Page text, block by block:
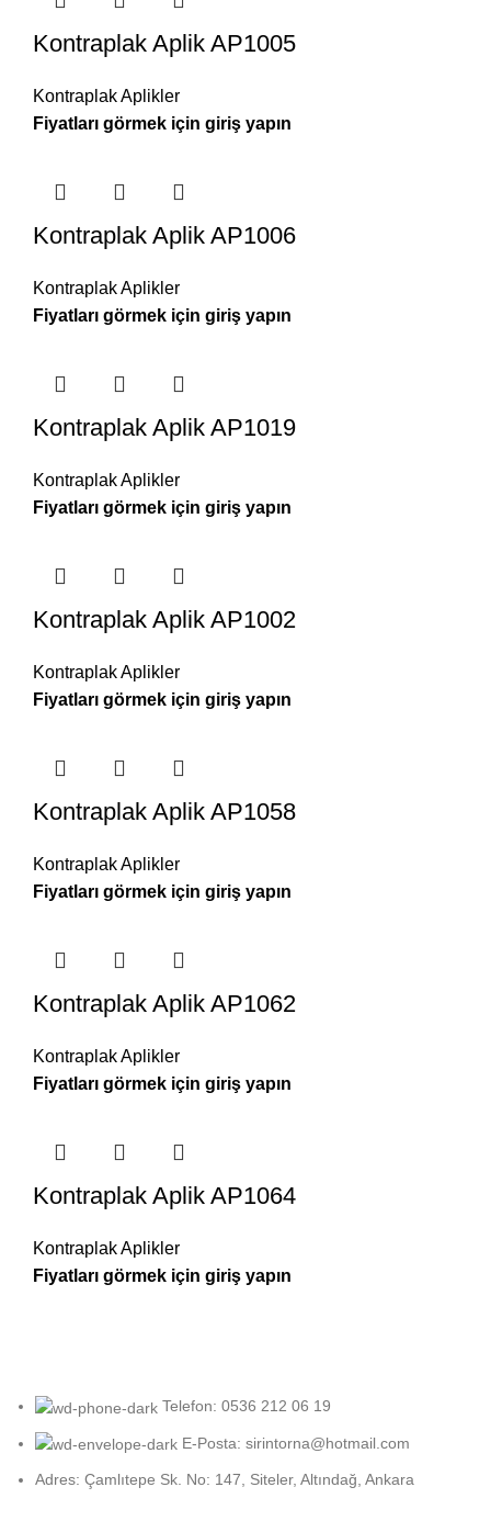
Kontraplak Aplik AP1005
Kontraplak Aplikler
Kontraplak Aplik AP1006
Kontraplak Aplikler
Kontraplak Aplik AP1019
Kontraplak Aplikler
Kontraplak Aplik AP1002
Kontraplak Aplikler
Kontraplak Aplik AP1058
Kontraplak Aplikler
Kontraplak Aplik AP1062
Kontraplak Aplikler
Kontraplak Aplik AP1064
Kontraplak Aplikler
Telefon: 0536 212 06 19
E-Posta: sirintorna@hotmail.com
Adres: Çamlıtepe Sk. No: 147, Siteler, Altındağ, Ankara